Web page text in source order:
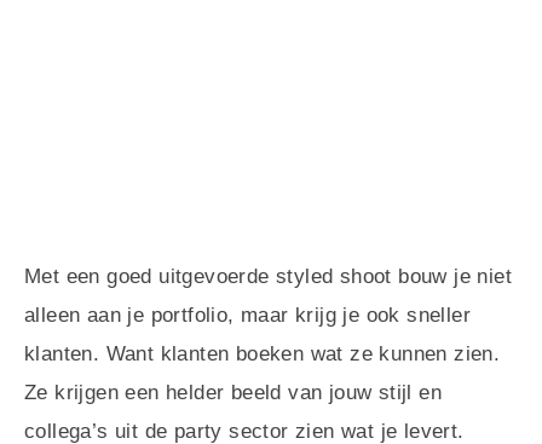
Met een goed uitgevoerde styled shoot bouw je niet
alleen aan je portfolio, maar krijg je ook sneller
klanten. Want klanten boeken wat ze kunnen zien.
Ze krijgen een helder beeld van jouw stijl en
collega’s uit de party sector zien wat je levert.